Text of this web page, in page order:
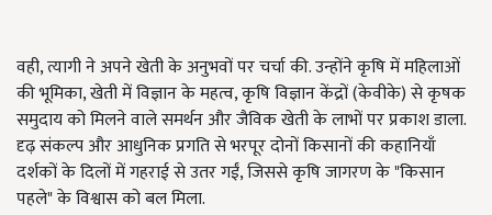
वही, त्यागी ने अपने खेती के अनुभवों पर चर्चा की. उन्होंने कृषि में महिलाओं
की भूमिका, खेती में विज्ञान के महत्व, कृषि विज्ञान केंद्रों (केवीके) से कृषक
समुदाय को मिलने वाले समर्थन और जैविक खेती के लाभों पर प्रकाश डाला.
दृढ़ संकल्प और आधुनिक प्रगति से भरपूर दोनों किसानों की कहानियाँ
दर्शकों के दिलों में गहराई से उतर गईं, जिससे कृषि जागरण के "किसान
पहले" के विश्वास को बल मिला.